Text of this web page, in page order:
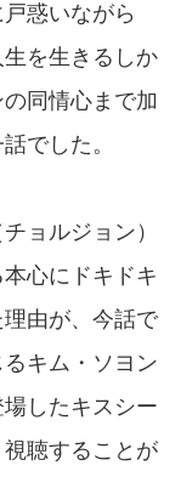
惑いながら
を生きるしか
同情心まで加
でした。
ョルジョン）
心にドキドキ
由が、今話で
キム・ソヨン
したキスシー
聴することが